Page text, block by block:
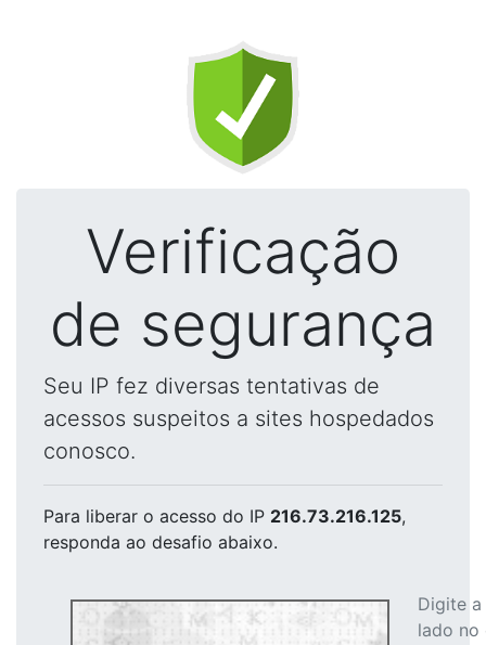
Verificação
de segurança
Seu IP fez diversas tentativas de
acessos suspeitos a sites hospedados
conosco.
Para liberar o acesso do IP 216.73.216.125,
responda ao desafio abaixo.
Digite
lado no